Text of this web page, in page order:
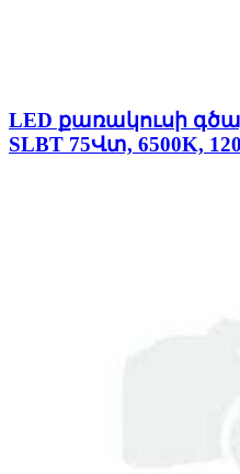
LED քառակուսի
SLBT 75Վտ, 6500K,